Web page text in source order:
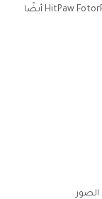
بسرعة. وبالإضافة إلى تقديم إنشاء دفعي، يضمن HitPaw FotorPea أيضًا